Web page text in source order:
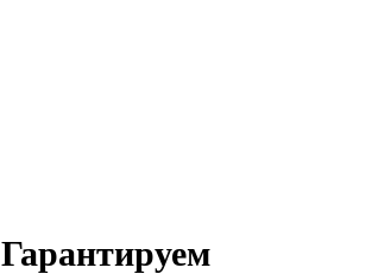
Гарантируем